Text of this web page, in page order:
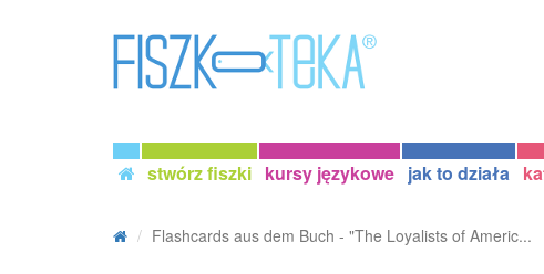
stwórz fiszki kursy językowe jak to działa
Flashcards aus dem Buch - "The Loyalists of Americ...